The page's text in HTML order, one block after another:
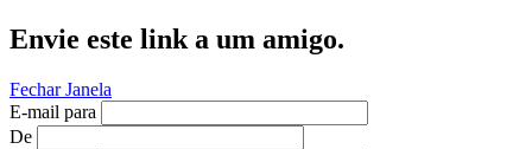
Envie este link a um amigo.
Fechar Janela
E-mail para
De